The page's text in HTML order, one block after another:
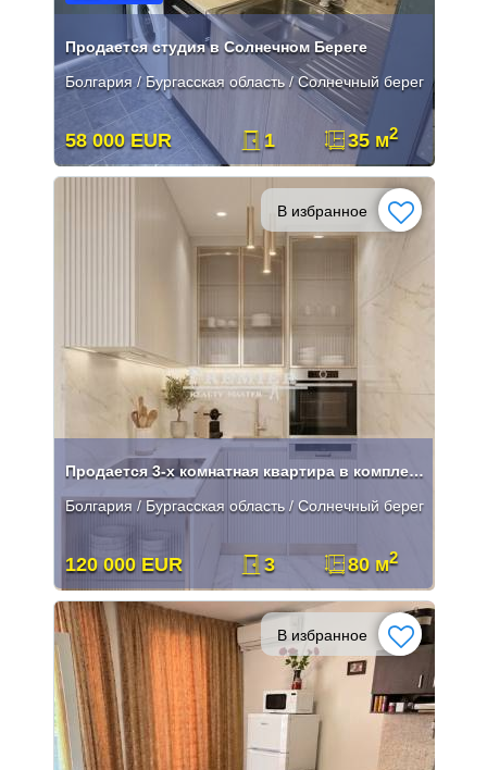
Продается студия в Солнечном Береге
Болгария / Бургасская область / Солнечный берег
58 000 EUR 1 35 м2
В избранное
Продается 3-х комнатная квартира в комплексе в к.к Солнечный Берег.
Болгария / Бургасская область / Солнечный берег
120 000 EUR 3 80 м2
В избранное